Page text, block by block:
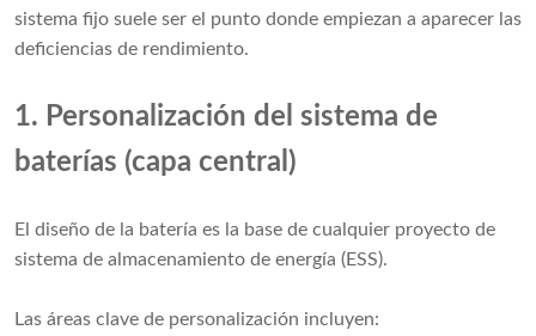
sistema fijo suele ser el punto donde empiezan a aparecer las
deficiencias de rendimiento.
1. Personalización del sistema de
baterías (capa central)
El diseño de la batería es la base de cualquier proyecto de
sistema de almacenamiento de energía (ESS).
Las áreas clave de personalización incluyen: